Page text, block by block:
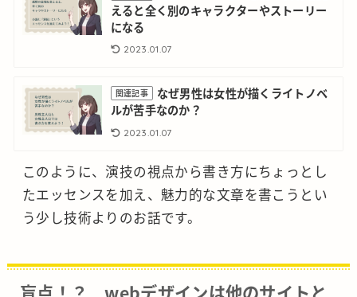
えると全く別のキャラクターやストーリー
になる
2023.01.07
関連記事
なぜ男性は女性が描くライトノベ
ルが苦手なのか？
2023.01.07
このように、演技の視点から書き方にちょっとし
たエッセンスを加え、魅力的な文章を書こうとい
う少し技術よりのお話です。
盲点！？ webデザインは他のサイトと